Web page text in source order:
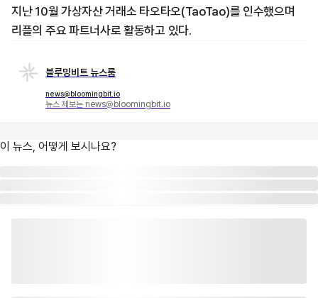
지난 10월 가상자산 거래소 타오타오(TaoTao)를 인수했으며
리플의 주요 파트너사로 활동하고 있다.
블루밍비트 뉴스룸
news@bloomingbit.io
뉴스 제보는 news@bloomingbit.io
이 뉴스, 어떻게 보시나요?